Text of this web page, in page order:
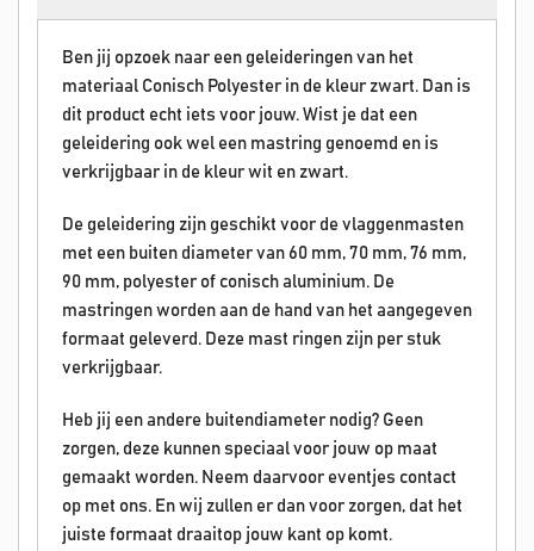
Ben jij opzoek naar een geleideringen van het
materiaal Conisch Polyester in de kleur zwart. Dan is
dit product echt iets voor jouw. Wist je dat een
geleidering ook wel een mastring genoemd en is
verkrijgbaar in de kleur wit en zwart.
De geleidering zijn geschikt voor de vlaggenmasten
met een buiten diameter van 60 mm, 70 mm, 76 mm,
90 mm, polyester of conisch aluminium. De
mastringen worden aan de hand van het aangegeven
formaat geleverd. Deze mast ringen zijn per stuk
verkrijgbaar.
Heb jij een andere buitendiameter nodig? Geen
zorgen, deze kunnen speciaal voor jouw op maat
gemaakt worden. Neem daarvoor eventjes contact
op met ons. En wij zullen er dan voor zorgen, dat het
juiste formaat draaitop jouw kant op komt.